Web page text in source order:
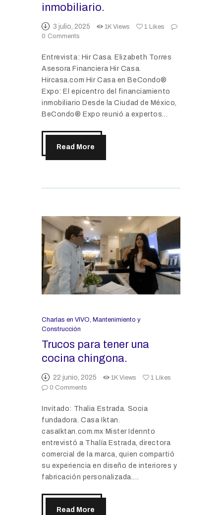
inmobiliario.
3 julio, 2025 1K Views 1 Likes
0 Comments
Entrevista: Hir Casa. Elizabeth Torres
Asesora Financiera Hir Casa.
Hircasa.com Hir Casa en BeCondo®
Expo: El epicentro del financiamiento
inmobiliario Desde la Ciudad de México,
BeCondo® Expo reunió a expertos…
Read More
Charlas en VIVO Mantenimiento y
Construcción
Trucos para tener una
cocina chingona.
22 junio, 2025 1K Views 1 Likes
0 Comments
Invitado: Thalia Estrada. Socia
fundadora. Casa Iktan.
casaIktan.com.mx Mister Idennto
entrevistó a Thalía Estrada, directora
comercial de la marca, quien compartió
su experiencia en diseño de interiores y
fabricación personalizada.…
Read More